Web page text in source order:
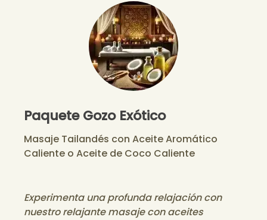
Paquete Gozo Exótico
Masaje Tailandés con Aceite Aromático
Caliente o Aceite de Coco Caliente
Experimenta una profunda relajación con
nuestro relajante masaje con aceites